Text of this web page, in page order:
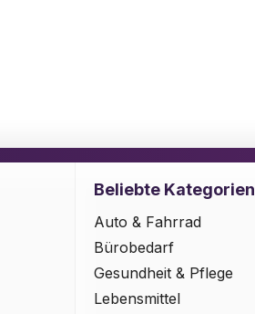
Beliebte Kategorien
Auto & Fahrrad
Bürobedarf
Gesundheit & Pflege
Lebensmittel